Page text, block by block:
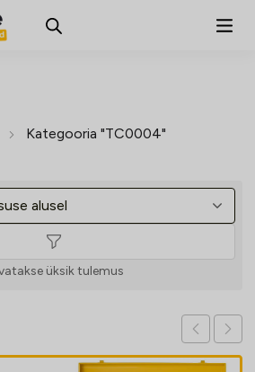
Kategooria "TC0004"
üksik tulemus